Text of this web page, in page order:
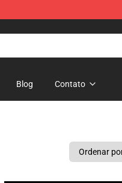
Blog Contato